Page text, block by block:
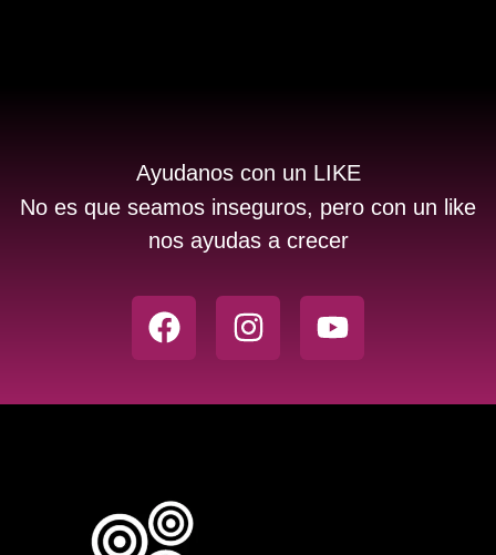
Ayudanos con un LIKE
No es que seamos inseguros, pero con un like
nos ayudas a crecer